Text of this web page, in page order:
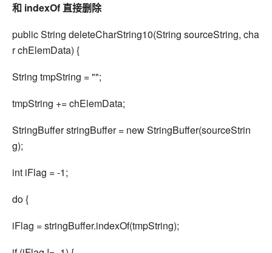
和 indexOf 直接删除
public String deleteCharString10(String sourceString, cha
r chElemData) {
String tmpString = "";
tmpString += chElemData;
StringBuffer stringBuffer = new StringBuffer(sourceStrin
g);
int iFlag = -1;
do {
iFlag = stringBuffer.indexOf(tmpString);